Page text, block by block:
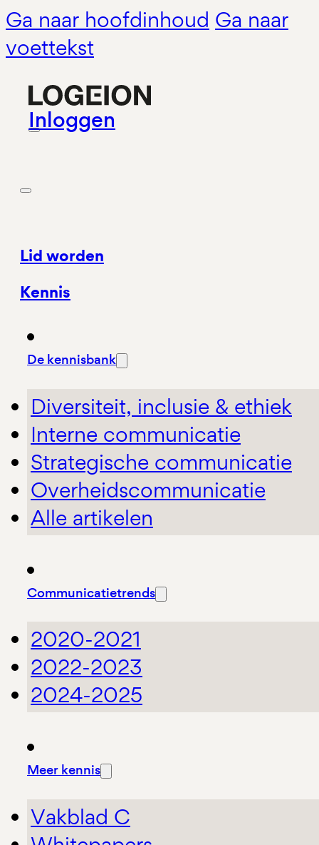
Ga naar hoofdinhoud Ga naar
voettekst
Inloggen
Lid worden
Kennis
De kennisbank
Diversiteit, inclusie & ethiek
Interne communicatie
Strategische communicatie
Overheidscommunicatie
Alle artikelen
Communicatietrends
2020-2021
2022-2023
2024-2025
Meer kennis
Vakblad C